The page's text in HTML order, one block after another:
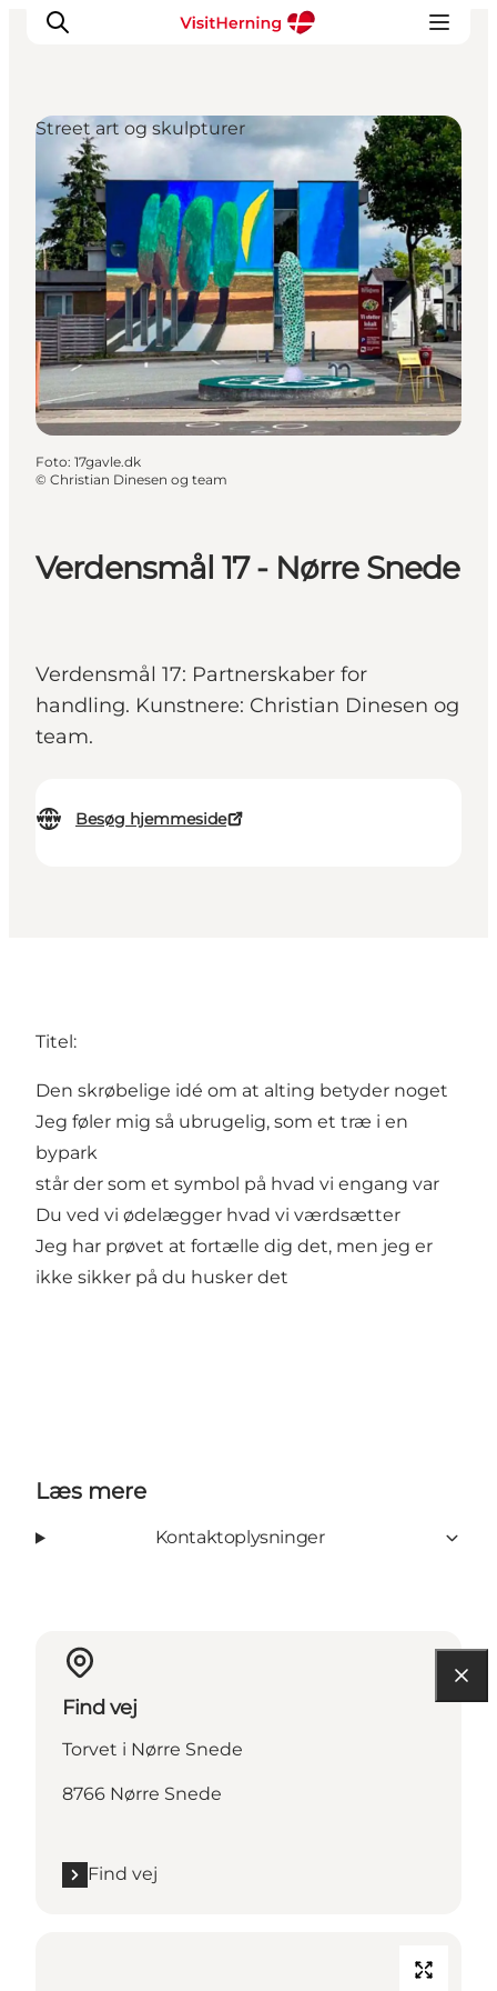
Det sker
Spis, drik og shop
Kunstlandet
Se og oplev
Find vej
Sov godt
Book overnatning
Verdensmål 17 - Nørre Snede
Verdensmål 17: Partnerskaber for
handling. Kunstnere: Christian Dinesen og
team.
Besøg hjemmeside
Street art og skulpturer
Foto: 17gavle.dk
© Christian Dinesen og team
Titel:
Den skrøbelige idé om at alting betyder noget
Jeg føler mig så ubrugelig, som et træ i en
bypark
står der som et symbol på hvad vi engang var
Du ved vi ødelægger hvad vi værdsætter
Jeg har prøvet at fortælle dig det, men jeg er
ikke sikker på du husker det
Læs mere
Kontaktoplysninger
Find vej
Torvet i Nørre Snede
8766 Nørre Snede
Find vej